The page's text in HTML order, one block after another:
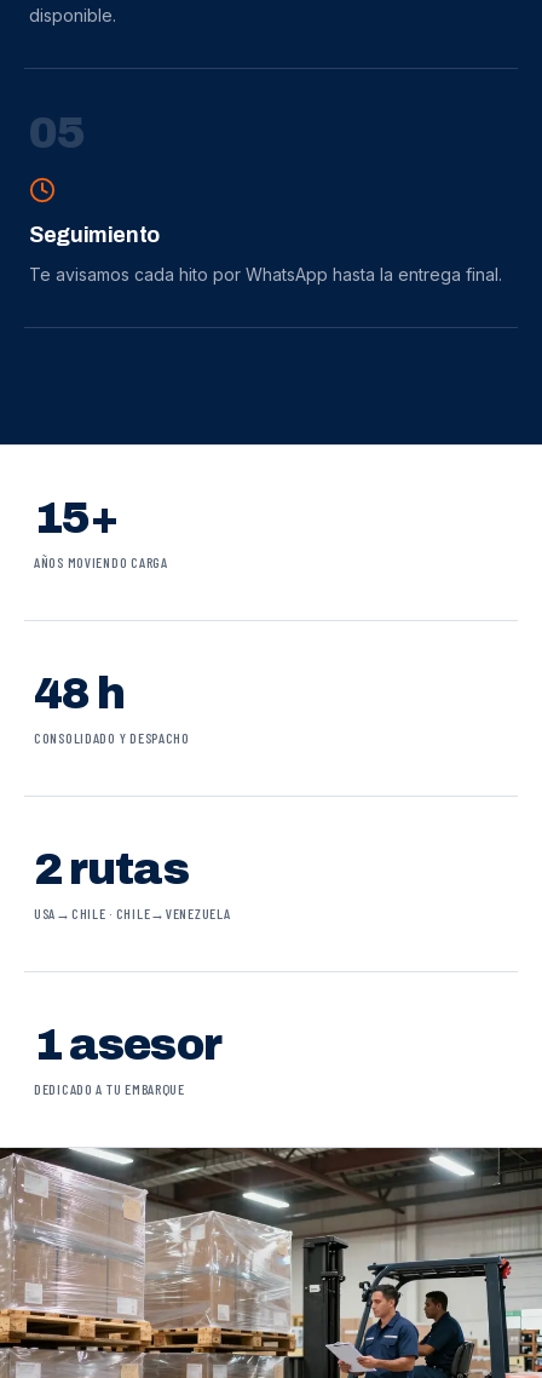
disponible.
05
Seguimiento
Te avisamos cada hito por WhatsApp hasta la entrega final.
15+
AÑOS MOVIENDO CARGA
48 h
CONSOLIDADO Y DESPACHO
2 rutas
USA→CHILE · CHILE→VENEZUELA
1 asesor
DEDICADO A TU EMBARQUE